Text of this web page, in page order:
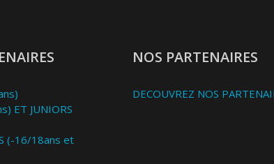
ET JUNIORS
(-16/18ans et
NOS PARTENAIRES
DECOUVREZ NOS